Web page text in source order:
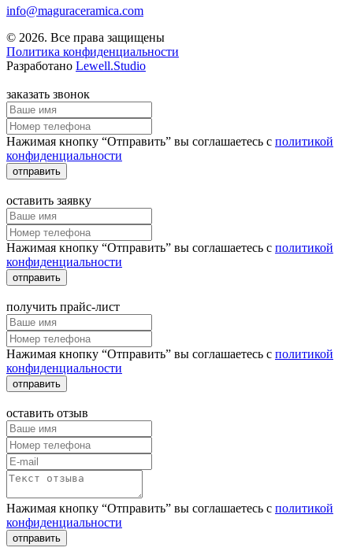
info@maguraceramica.com
© 2026. Все права защищены
Политика конфиденциальности
Разработано Lewell.Studio
заказать звонок
Нажимая кнопку “Отправить” вы соглашаетесь с политикой
конфиденциальности
отправить
оставить заявку
Нажимая кнопку “Отправить” вы соглашаетесь с политикой
конфиденциальности
отправить
получить прайс-лист
Нажимая кнопку “Отправить” вы соглашаетесь с политикой
конфиденциальности
отправить
оставить отзыв
Нажимая кнопку “Отправить” вы соглашаетесь с политикой
конфиденциальности
отправить